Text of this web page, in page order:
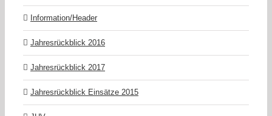
Information/Header
Jahresrückblick 2016
Jahresrückblick 2017
Jahresrückblick Einsätze 2015